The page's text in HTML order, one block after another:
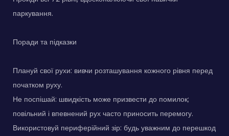
паркування.
Поради та підказки
Плануй свої рухи: вивчи розташування кожного рівня перед
початком руху.
Не поспішай: швидкість може призвести до помилок;
повільний і впевнений рух часто приносить перемогу.
Використовуй периферійний зір: будь уважним до перешкод